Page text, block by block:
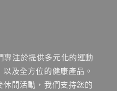
注於提供多元化的運動
及全方位的健康產品。
閒活動，我們支持您的